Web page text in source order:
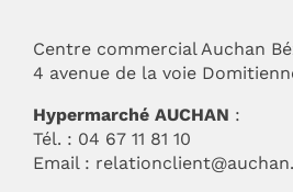
Centre commercial Auchan
4 avenue de la voie
Hypermarché AUCHAN :
Tél. : 04 67 11 81 10
Email :